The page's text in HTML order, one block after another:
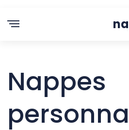
Nappes